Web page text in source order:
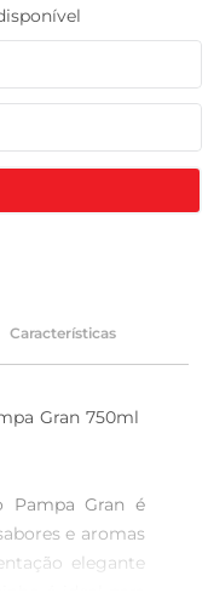
Características
Gran 750ml
Pampa Gran é
e aromas
elegante